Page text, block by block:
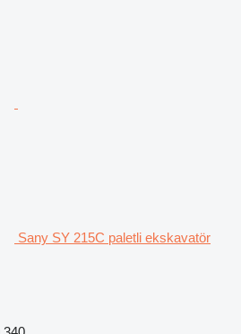
Sany SY 215C paletli ekskavatör